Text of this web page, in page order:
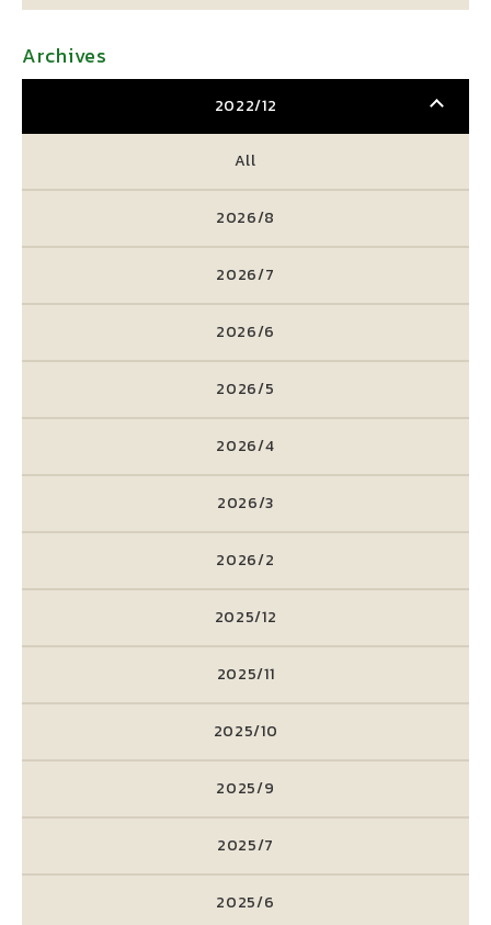
Archives
2022/12
All
2026/8
2026/7
2026/6
2026/5
2026/4
2026/3
2026/2
2025/12
2025/11
2025/10
2025/9
2025/7
2025/6